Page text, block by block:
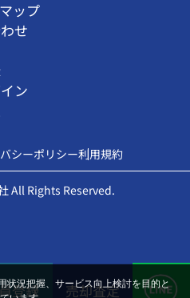
ップ
せ
ン
シーポリシー利用規約
All Rights Reserved.
登録 売却査定
状況把握、サービス向上検討を目的と